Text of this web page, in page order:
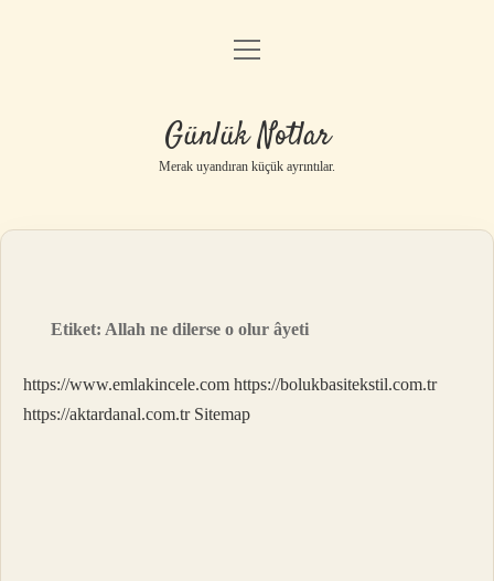
Anasayfa
Yasal Uyarı
menüyü
Günlük Notlar
Merak uyandıran küçük ayrıntılar.
Etiket: Allah ne dilerse o olur âyeti
https://www.emlakincele.com https://bolukbasitekstil.com.tr
https://aktardanal.com.tr Sitemap